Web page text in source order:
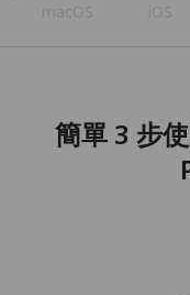
macOS iOS
簡單 3 步